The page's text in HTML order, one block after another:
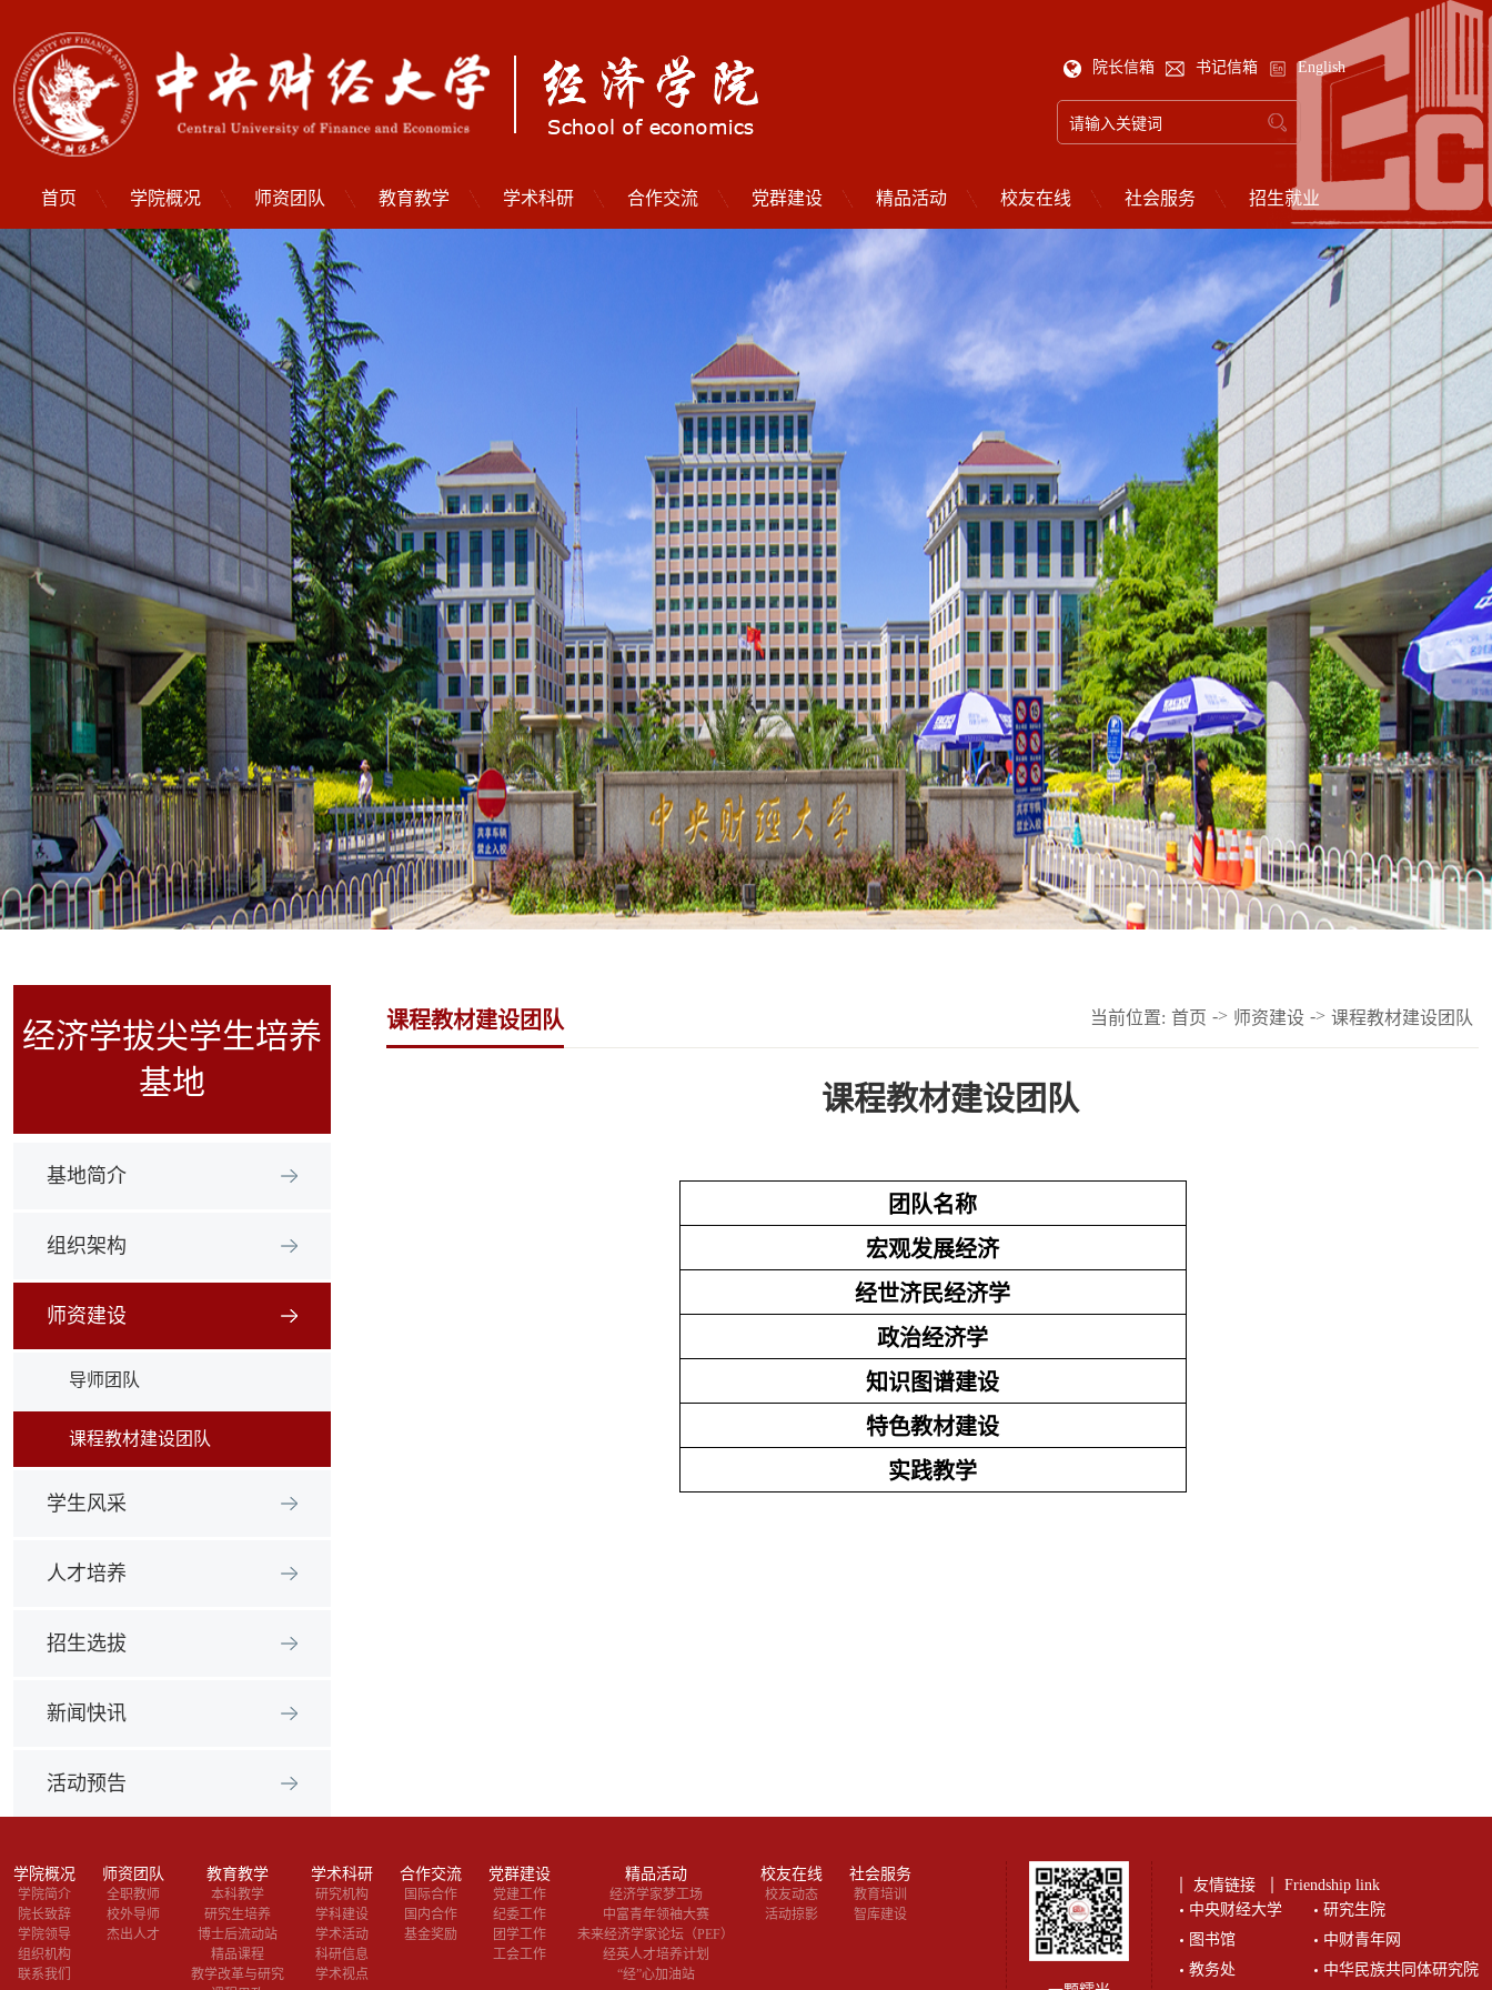
院长信箱 书记信箱 English
首页 学院概况 师资团队 教育教学 学术科研 合作交流 党群建设 精品活动 校友在线 社会服务 招生就业
经济学拔尖学生培养
基地
基地简介
组织架构
师资建设
导师团队
课程教材建设团队
学生风采
人才培养
招生选拔
新闻快讯
活动预告
课程教材建设团队 当前位置: 首页 -> 师资建设 -> 课程教材建设团队
课程教材建设团队
团队名称
宏观发展经济
经世济民经济学
政治经济学
知识图谱建设
特色教材建设
实践教学
学院概况
学院简介
院长致辞
学院领导
组织机构
联系我们
师资团队
全职教师
校外导师
杰出人才
教育教学
本科教学
研究生培养
博士后流动站
精品课程
教学改革与研究
学术科研
研究机构
学科建设
学术活动
科研信息
学术视点
合作交流
国际合作
国内合作
基金奖励
党群建设
党建工作
纪委工作
团学工作
工会工作
精品活动
经济学家梦工场
中富青年领袖大赛
未来经济学家论坛（PEF）
经英人才培养计划
“经”心加油站
校友在线
校友动态
活动掠影
社会服务
教育培训
智库建设
友情链接
Friendship link
中央财经大学
图书馆
教务处
研究生院
中财青年网
中华民族共同体研究院